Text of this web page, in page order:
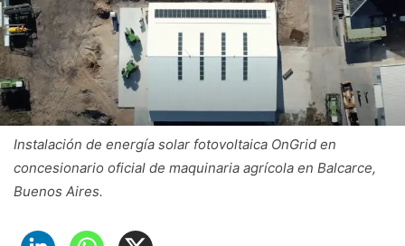
Instalación de energía solar fotovoltaica OnGrid en
concesionario oficial de maquinaria agrícola en Balcarce,
Buenos Aires.